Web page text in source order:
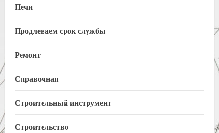
Печи
Продлеваем срок службы
Ремонт
Справочная
Строительный инструмент
Строительство